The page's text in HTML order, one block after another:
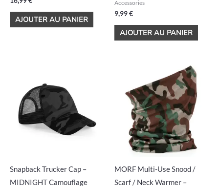
AJOUTER AU PANIER
Accessories
9,99€
AJOUTER AU PANIER
Snapback Trucker Cap –
MIDNIGHT Camouflage
MORF Multi-Use Snood /
Scarf / Neck Warmer –